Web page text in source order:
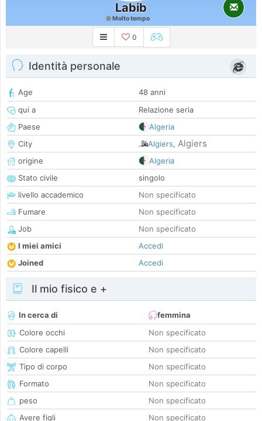
Labib
Molto tempo
0
Identità personale
Age
48 anni
qui a
Relazione seria
Paese
Algeria
City
Algiers, Algiers
origine
Algeria
Stato civile
singolo
livello accademico
Non specificato
Fumare
Non specificato
Job
Non specificato
I miei amici
Accedi
Joined
Accedi
Il mio fisico e +
In cerca di
femmina
Colore occhi
Non specificato
Colore capelli
Non specificato
Tipo di corpo
Non specificato
Formato
Non specificato
peso
Non specificato
Avere figli
Non specificato